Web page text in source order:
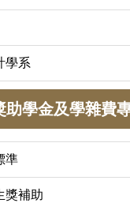
學系
助學金及學雜費
準
獎補助